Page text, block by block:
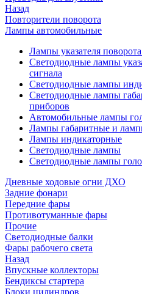
Назад
Повторители поворота
Лампы автомобильные
Лампы указателя
Светодиодные лампы
сигнала
Светодиодные лампы
Светодиодные лампы
приборов
Автомобильные лампы
Лампы габаритные и
Лампы индикаторные
Светодиодные лампы
Светодиодные лампы
Дневные ходовые огни ДХО
Задние фонари
Передние фары
Противотуманные фары
Прочие
Светодиодные балки
Фары рабочего света
Назад
Впускные коллекторы
Бендиксы стартера
Блоки цилиндров